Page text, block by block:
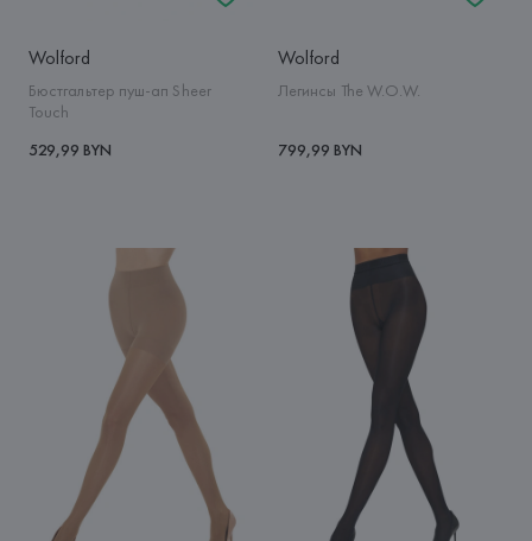
Wolford
Бюстгальтер пуш-ап Sheer
Touch
529,99 BYN
Wolford
Легинсы The W.O.W.
799,99 BYN